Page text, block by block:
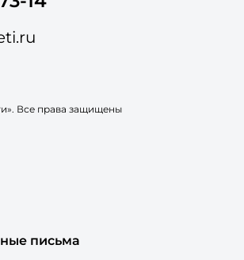
Все права защищены
письма